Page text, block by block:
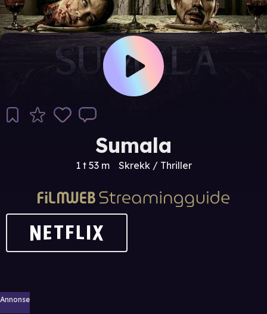
Sumala
1 t 53 m Skrekk / Thriller
Annonse